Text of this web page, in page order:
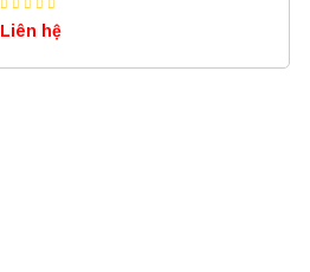
Liên hệ